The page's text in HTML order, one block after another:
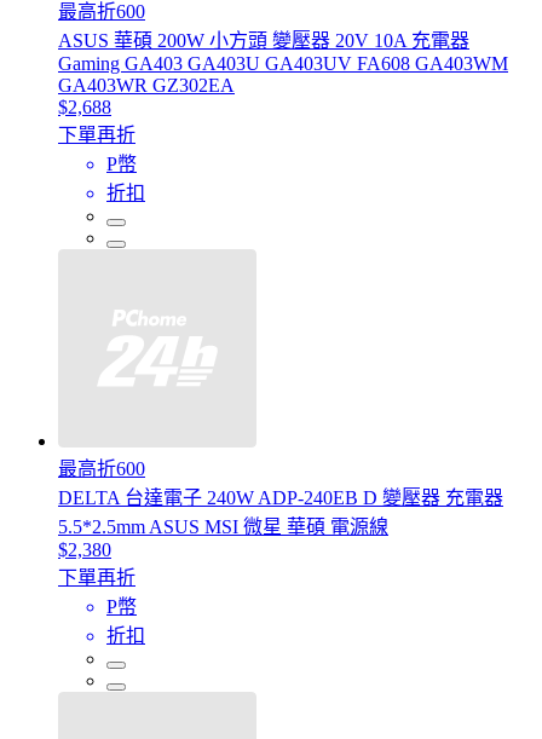
最高折600
ASUS 華碩 200W 小方頭 變壓器 20V 10A 充電器
Gaming GA403 GA403U GA403UV FA608 GA403WM
GA403WR GZ302EA
$2,688
下單再折
P幣
折扣
最高折600
DELTA 台達電子 240W ADP-240EB D 變壓器 充電器
5.5*2.5mm ASUS MSI 微星 華碩 電源線
$2,380
下單再折
P幣
折扣